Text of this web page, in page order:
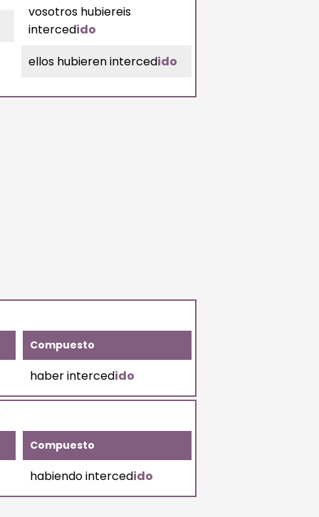
vosotros hubiereis
intercedido
ellos hubieren intercedido
Compuesto
haber intercedido
Compuesto
habiendo intercedido